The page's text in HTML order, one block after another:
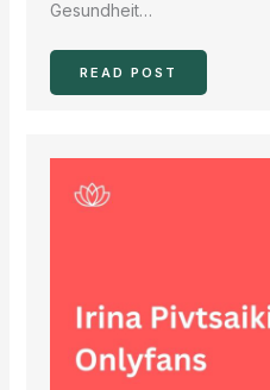
Gesundheit…
READ POST